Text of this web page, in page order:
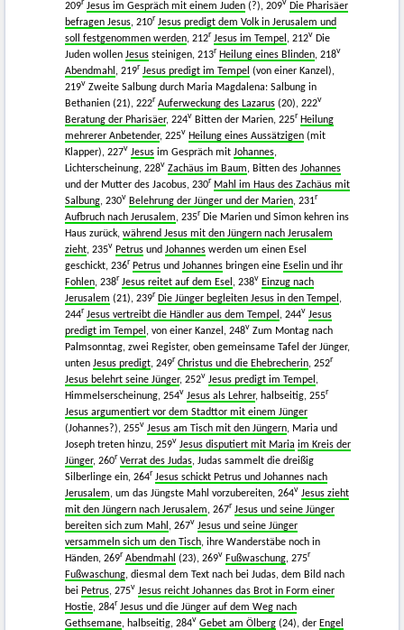
209r Jesus im Gespräch mit einem Juden (?), 209v Die Pharisäer
befragen Jesus, 210r Jesus predigt dem Volk in Jerusalem und
soll festgenommen werden, 212r Jesus im Tempel , 212v Die
Juden wollen Jesus steinigen, 213r Heilung eines Blinden, 218v
Abendmahl , 219r Jesus predigt im Tempel (von einer Kanzel),
219v Zweite Salbung durch Maria Magdalena: Salbung in
Bethanien (21), 222r Auferweckung des Lazarus (20), 222v
Beratung der Pharisäer, 224v Bitten der Marien, 225r Heilung
mehrerer Anbetender, 225v Heilung eines Aussätzigen (mit
Klapper), 227v Jesus im Gespräch mit Johannes,
Lichterscheinung, 228v Zachäus im Baum, Bitten des Johannes
und der Mutter des Jacobus, 230r Mahl im Haus des Zachäus mit
Salbung, 230v Belehrung der Jünger und der Marien, 231r
Aufbruch nach Jerusalem, 235r Die Marien und Simon kehren ins
Haus zurück, während Jesus mit den Jüngern nach Jerusalem
zieht, 235v Petrus und Johannes werden um einen Esel
geschickt, 236r Petrus und Johannes bringen eine Eselin und ihr
Fohlen, 238r Jesus reitet auf dem Esel , 238v Einzug nach
Jerusalem (21), 239r Die Jünger begleiten Jesus in den Tempel ,
244r Jesus vertreibt die Händler aus dem Tempel , 244v Jesus
predigt im Tempel , von einer Kanzel, 248v Zum Montag nach
Palmsonntag, zwei Register, oben gemeinsame Tafel der Jünger,
unten Jesus predigt, 249r Christus und die Ehebrecherin, 252r
Jesus belehrt seine Jünger, 252v Jesus predigt im Tempel ,
Himmelserscheinung, 254v Jesus als Lehrer, halbseitig, 255r
Jesus argumentiert vor dem Stadttor mit einem Jünger
(Johannes?), 255v Jesus am Tisch mit den Jüngern, Maria und
Joseph treten hinzu, 259v Jesus disputiert mit Maria im Kreis der
Jünger, 260r Verrat des Judas, Judas sammelt die dreißig
Silberlinge ein, 264r Jesus schickt Petrus und Johannes nach
Jerusalem, um das Jüngste Mahl vorzubereiten, 264v Jesus zieht
mit den Jüngern nach Jerusalem, 267r Jesus und seine Jünger
bereiten sich zum Mahl , 267v Jesus und seine Jünger
versammeln sich um den Tisch, ihre Wanderstäbe noch in
Händen, 269r Abendmahl (23), 269v Fußwaschung, 275r
Fußwaschung, diesmal dem Text nach bei Judas, dem Bild nach
bei Petrus, 275v Jesus reicht Johannes das Brot in Form einer
Hostie, 284r Jesus und die Jünger auf dem Weg nach
Gethsemane, halbseitig, 284v Gebet am Ölberg (24), der Engel